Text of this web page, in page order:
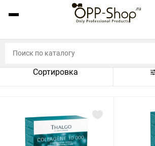
Сортировка
По названию (A-Z)
По цене (по возрастанию)
По цене (по убыванию)
По популярности (по убыванию)
Показать: